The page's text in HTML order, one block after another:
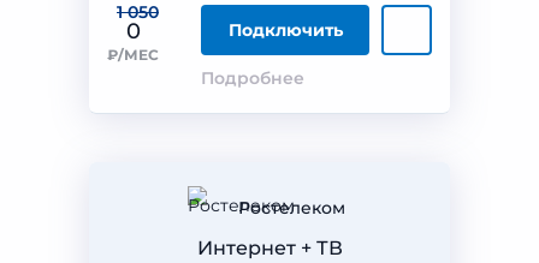
1 050
0
₽/МЕС
Подключить
Подробнее
Ростелеком
Интернет + ТВ